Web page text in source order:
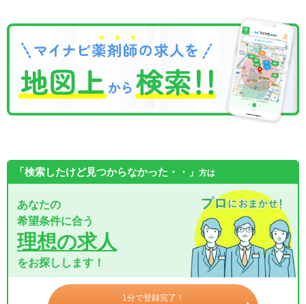
「検索したけど見つからなかった・・」 方は
あなたの
希望条件に合う
理想の求人
をお探しします！
1分で登録完了！